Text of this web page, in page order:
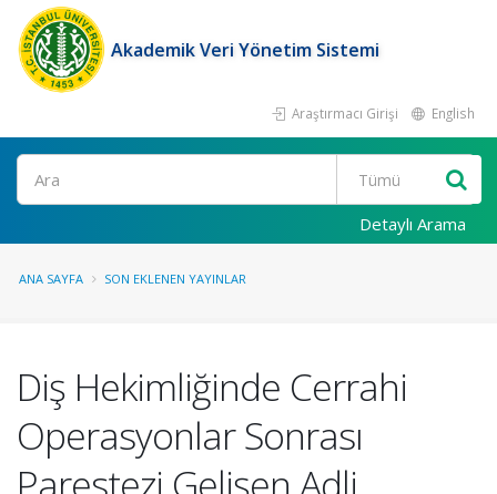
Akademik Veri Yönetim Sistemi
Araştırmacı Girişi English
Ara
Detaylı Arama
ANA SAYFA SON EKLENEN YAYINLAR
Diş Hekimliğinde Cerrahi
Operasyonlar Sonrası